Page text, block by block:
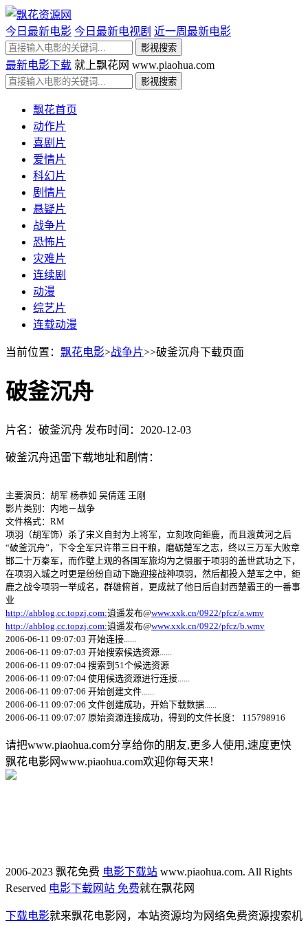
今日最新电影 今日最新电视剧 近一周最新电影
最新电影下载 就上飘花网 www.piaohua.com
飘花首页
动作片
喜剧片
爱情片
科幻片
剧情片
悬疑片
战争片
恐怖片
灾难片
连续剧
动漫
综艺片
连载动漫
当前位置： 飘花电影>战争片>>破釜沉舟下载页面
破釜沉舟
片名：破釜沉舟 发布时间：2020-12-03
破釜沉舟迅雷下载地址和剧情：
主要演员：胡军 杨恭如 吴倩莲 王刚
影片类别：内地－战争
文件格式：RM
项羽（胡军饰）杀了宋义自封为上将军，立刻攻向鉅鹿，而且渡黄河之后
“破釜沉舟”，下令全军只许带三日干粮，磨砺楚军之志，终以三万军大败章
邯二十万秦军，而作壁上观的各国军旅均为之慑服于项羽的盖世武功之下，
在项羽入城之时更是纷纷自动下跪迎接战神项羽，然后都投入楚军之中，鉅
鹿之战令项羽一举成名，群雄俯首，更成就了他日后自封西楚霸王的一番事
业
http://ahblog.cc.topzj.com:逍遥发布@www.xxk.cn/0922/pfcz/a.wmv
http://ahblog.cc.topzj.com:逍遥发布@www.xxk.cn/0922/pfcz/b.wmv
2006-06-11 09:07:03 开始连接......
2006-06-11 09:07:03 开始搜索候选资源......
2006-06-11 09:07:04 搜索到51个候选资源
2006-06-11 09:07:04 使用候选资源进行连接......
2006-06-11 09:07:06 开始创建文件......
2006-06-11 09:07:06 文件创建成功，开始下载数据......
2006-06-11 09:07:07 原始资源连接成功，得到的文件长度： 115798916
请把www.piaohua.com分享给你的朋友,更多人使用,速度更快
飘花电影网www.piaohua.com欢迎你每天来！
2006-2023 飘花免费 电影下载站 www.piaohua.com. All Rights
Reserved 电影下载网站 免费就在飘花网
下载电影就来飘花电影网，本站资源均为网络免费资源搜索机